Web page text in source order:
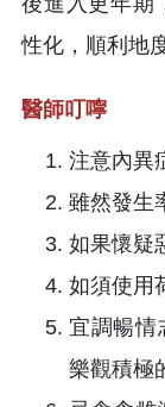
性化，順利地
醫師叮嚀
注意內異
雖然發生
如果懷疑
如須使用
宜調暢情
樂觀積極